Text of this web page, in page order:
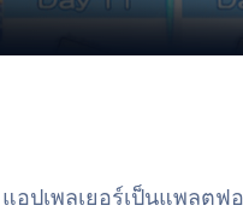
ปเพลเยอร์เป็นแพลต